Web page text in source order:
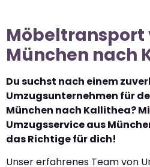
Möbeltransport
München nach
Du suchst nach einem
Umzugsunternehmen für
München nach Kallithea?
Umzugsservice aus
das Richtige für dich!
Unser erfahrenes Team von